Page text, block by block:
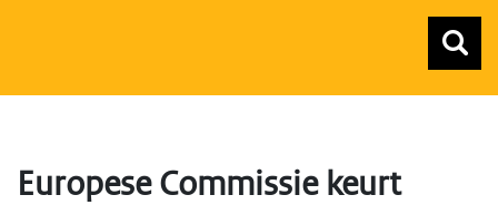
Europese Commissie keurt